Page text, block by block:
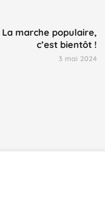
La marche populaire,
c’est bientôt !
3 mai 2024